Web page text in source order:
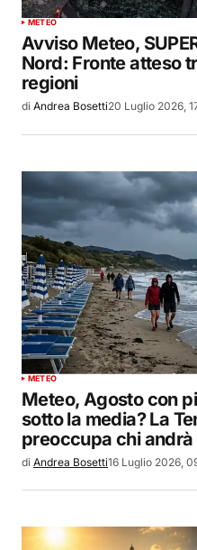
METEO
Avviso Meteo,
Nord: Fronte atteso
regioni
di Andrea Bosetti20 Luglio 2026,
METEO
Meteo, Agosto con
sotto la media? La
preoccupa chi
di Andrea Bosetti16 Luglio 2026,